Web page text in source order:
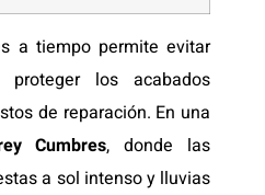
a tiempo permite evitar
proteger los acabados
de reparación. En una
Cumbres, donde las
a sol intenso y lluvias